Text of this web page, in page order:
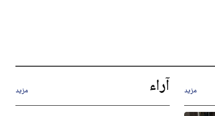
مزید آراء مزید